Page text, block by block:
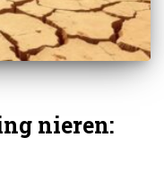
nieren: